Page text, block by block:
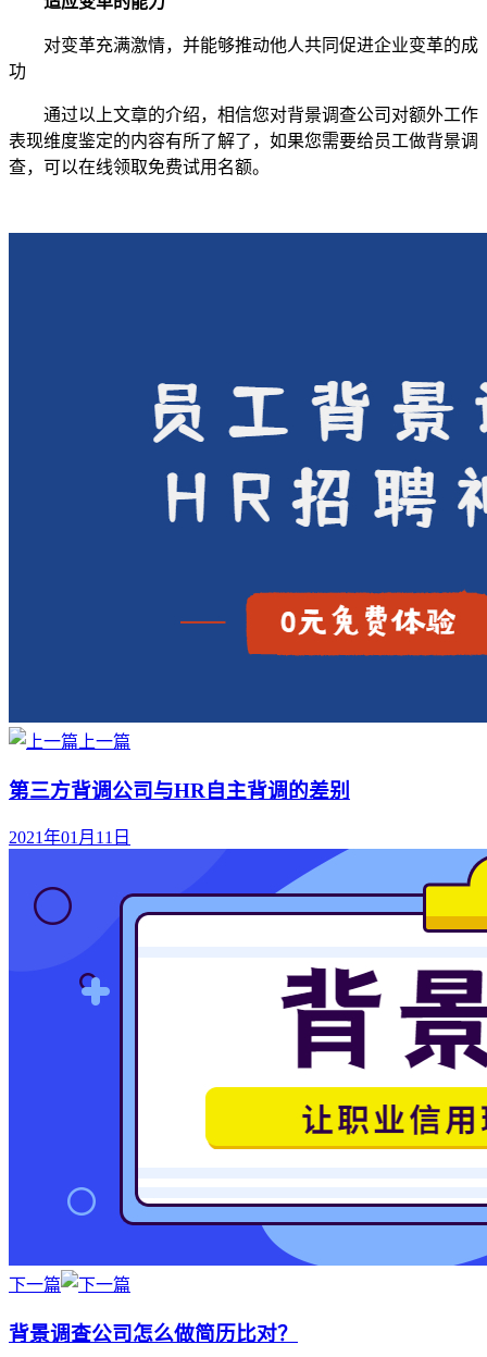
对变革充满激情，并能够推动他人共同促进企业变革的成
功
通过以上文章的介绍，相信您对背景调查公司对额外工作
表现维度鉴定的内容有所了解了，如果您需要给员工做背景调
查，可以在线领取免费试用名额。
上一篇
第三方背调公司与HR自主背调的差别
2021年01月11日
下一篇
背景调查公司怎么做简历比对？